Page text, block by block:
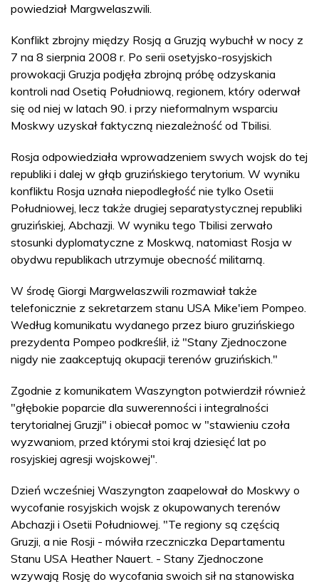
powiedział Margwelaszwili.
Konflikt zbrojny między Rosją a Gruzją wybuchł w nocy z
7 na 8 sierpnia 2008 r. Po serii osetyjsko-rosyjskich
prowokacji Gruzja podjęła zbrojną próbę odzyskania
kontroli nad Osetią Południową, regionem, który oderwał
się od niej w latach 90. i przy nieformalnym wsparciu
Moskwy uzyskał faktyczną niezależność od Tbilisi.
Rosja odpowiedziała wprowadzeniem swych wojsk do tej
republiki i dalej w głąb gruzińskiego terytorium. W wyniku
konfliktu Rosja uznała niepodległość nie tylko Osetii
Południowej, lecz także drugiej separatystycznej republiki
gruzińskiej, Abchazji. W wyniku tego Tbilisi zerwało
stosunki dyplomatyczne z Moskwą, natomiast Rosja w
obydwu republikach utrzymuje obecność militarną.
W środę Giorgi Margwelaszwili rozmawiał także
telefonicznie z sekretarzem stanu USA Mike'iem Pompeo.
Według komunikatu wydanego przez biuro gruzińskiego
prezydenta Pompeo podkreślił, iż "Stany Zjednoczone
nigdy nie zaakceptują okupacji terenów gruzińskich."
Zgodnie z komunikatem Waszyngton potwierdził również
"głębokie poparcie dla suwerenności i integralności
terytorialnej Gruzji" i obiecał pomoc w "stawieniu czoła
wyzwaniom, przed którymi stoi kraj dziesięć lat po
rosyjskiej agresji wojskowej".
Dzień wcześniej Waszyngton zaapelował do Moskwy o
wycofanie rosyjskich wojsk z okupowanych terenów
Abchazji i Osetii Południowej. "Te regiony są częścią
Gruzji, a nie Rosji - mówiła rzeczniczka Departamentu
Stanu USA Heather Nauert. - Stany Zjednoczone
wzywają Rosję do wycofania swoich sił na stanowiska